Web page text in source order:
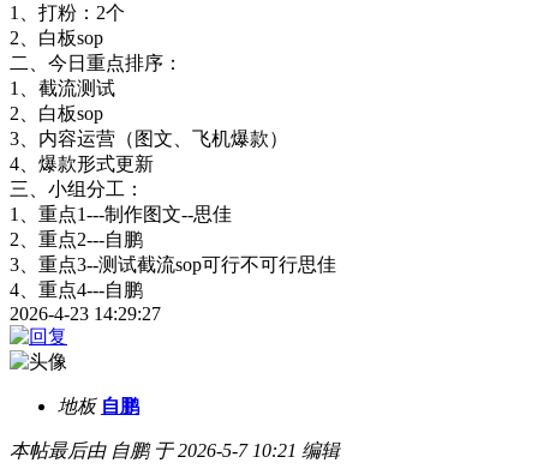
1、打粉：2个
2、白板sop
二、今日重点排序：
1、截流测试
2、白板sop
3、内容运营（图文、飞机爆款）
4、爆款形式更新
三、小组分工：
1、重点1---制作图文--思佳
2、重点2---自鹏
3、重点3--测试截流sop可行不可行思佳
4、重点4---自鹏
2026-4-23 14:29:27
地板 自鹏
本帖最后由 自鹏 于 2026-5-7 10:21 编辑